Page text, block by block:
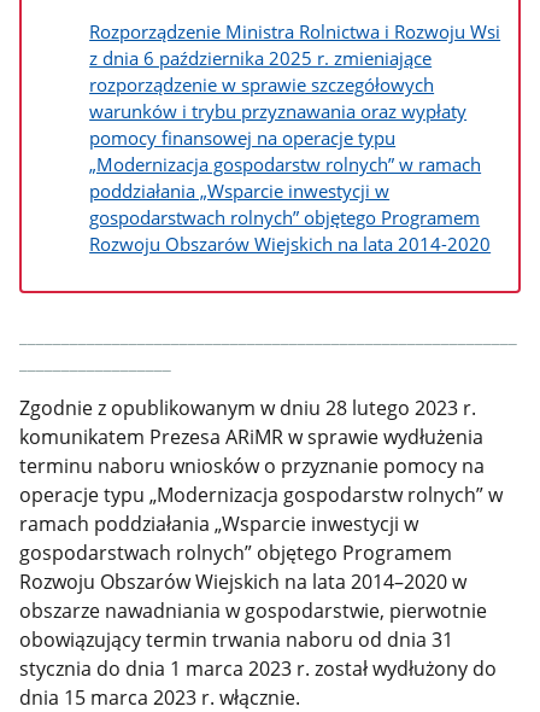
Rozporządzenie Ministra Rolnictwa i Rozwoju Wsi
z dnia 6 października 2025 r. zmieniające
rozporządzenie w sprawie szczegółowych
warunków i trybu przyznawania oraz wypłaty
pomocy finansowej na operacje typu
„Modernizacja gospodarstw rolnych” w ramach
poddziałania „Wsparcie inwestycji w
gospodarstwach rolnych” objętego Programem
Rozwoju Obszarów Wiejskich na lata 2014-2020
Zgodnie z opublikowanym w dniu 28 lutego 2023 r.
komunikatem Prezesa ARiMR w sprawie wydłużenia
terminu naboru wniosków o przyznanie pomocy na
operacje typu „Modernizacja gospodarstw rolnych” w
ramach poddziałania „Wsparcie inwestycji w
gospodarstwach rolnych” objętego Programem
Rozwoju Obszarów Wiejskich na lata 2014–2020 w
obszarze nawadniania w gospodarstwie, pierwotnie
obowiązujący termin trwania naboru od dnia 31
stycznia do dnia 1 marca 2023 r. został wydłużony do
dnia 15 marca 2023 r. włącznie.